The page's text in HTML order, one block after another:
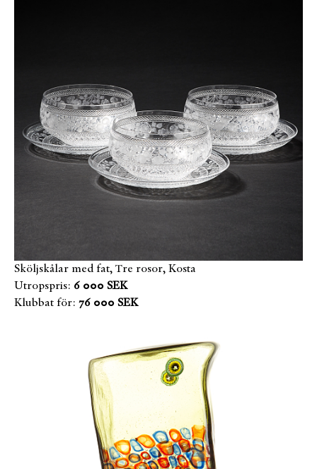
Sköljskålar med fat, Tre rosor, Kosta
Utropspris: 6 000 SEK
Klubbat för: 76 000 SEK